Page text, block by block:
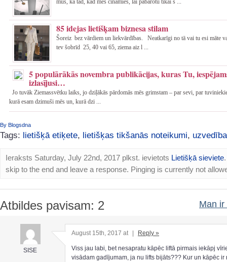
mūs, ka tad, kad mēs cīnāmies, lai pabarotu tikai s ...
85 idejas lietišķam biznesa stilam
Šoreiz bez vārdiem un liekvārdības. Neatkarīgi no tā vai tu esi māte
tev šobrīd 25, 40 vai 65, ziema aiz l ...
5 populārākās novembra publikācijas, kuras Tu,
izlasījusi…
Jo tuvāk Ziemassvētku laiks, jo dziļākās pārdomās mēs grimstam – par sevi, par
kurā esam dzimuši mēs un, kurā dzi ...
By Blogsdna
Tags: lietišķā etiķete, lietišķas tikšanās noteikumi,
Ieraksts Saturday, July 22nd, 2017 plkst. ievietots Lietišķā sieviete
skip to the end and leave a response. Pinging is currently not
Atbildes pavisam: 2 Man ir
SISE
August 15th, 2017 at | Reply »
Viss jau labi, bet nesapratu kāpēc liftā pirmais iekāpj
visādam gadījumam, ja nu lifts bijāts??? Kur un kāpēc ir